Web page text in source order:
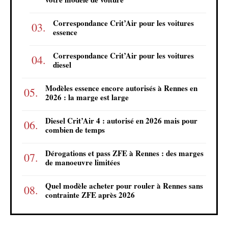
Correspondance Crit’Air pour les voitures
essence
Correspondance Crit’Air pour les voitures
diesel
Modèles essence encore autorisés à Rennes en
2026 : la marge est large
Diesel Crit’Air 4 : autorisé en 2026 mais pour
combien de temps
Dérogations et pass ZFE à Rennes : des marges
de manoeuvre limitées
Quel modèle acheter pour rouler à Rennes sans
contrainte ZFE après 2026